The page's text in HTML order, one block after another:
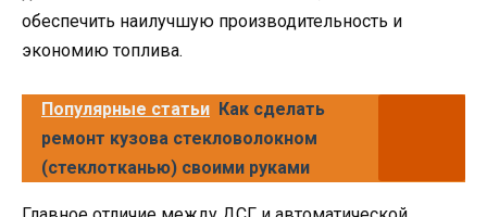
обеспечить наилучшую производительность и
экономию топлива.
Популярные статьи Как сделать
ремонт кузова стекловолокном
(стеклотканью) своими руками